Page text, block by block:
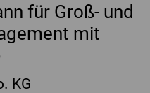
für Groß- und
mit
KG